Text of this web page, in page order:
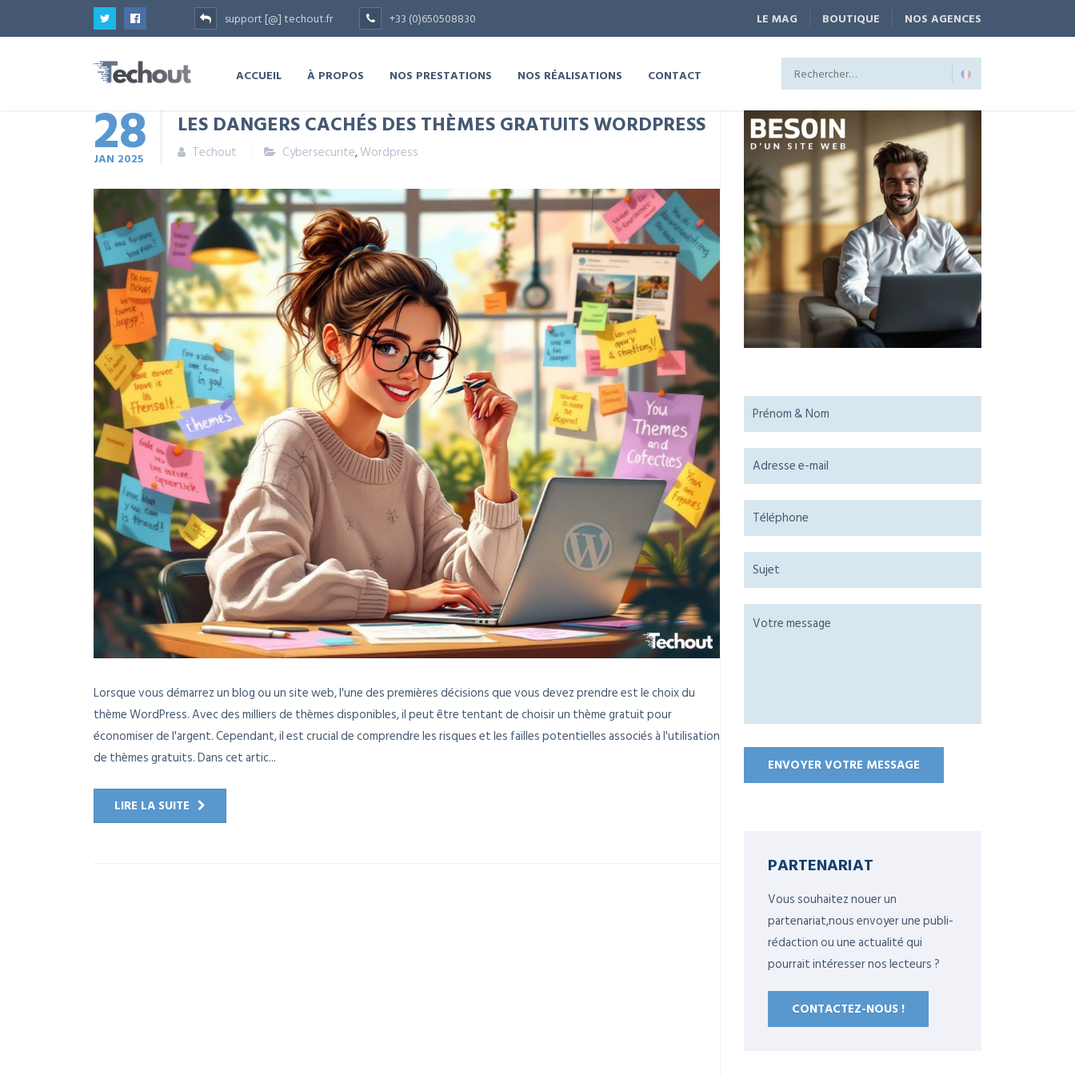
support [@] techout.fr +33 (0)650508830 LE MAG BOUTIQUE NOS AGENCES
ACCUEIL À PROPOS NOS PRESTATIONS NOS RÉALISATIONS CONTACT
28
JAN 2025
LES DANGERS CACHÉS DES THÈMES GRATUITS WORDPRESS
Techout Cybersecurite,Wordpress
Lorsque vous démarrez un blog ou un site web, l'une des premières décisions que vous devez prendre est le choix du
thème WordPress. Avec des milliers de thèmes disponibles, il peut être tentant de choisir un thème gratuit pour
économiser de l'argent. Cependant, il est crucial de comprendre les risques et les failles potentielles associés à l'utilisation
de thèmes gratuits. Dans cet artic...
LIRE LA SUITE
PARTENARIAT
Vous souhaitez nouer un
partenariat,nous envoyer une publi-
rédaction ou une actualité qui
pourrait intéresser nos lecteurs ?
CONTACTEZ-NOUS !